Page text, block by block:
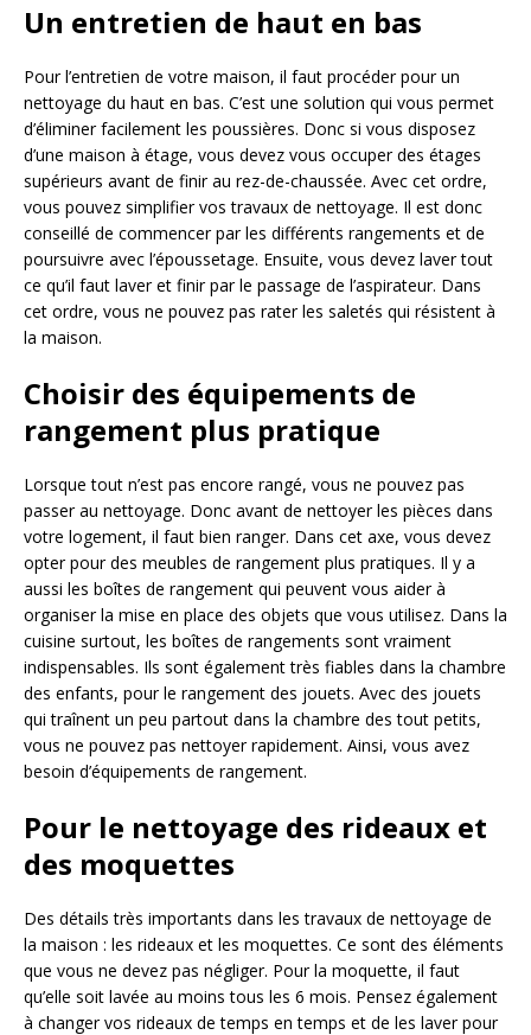
Un entretien de haut en bas
Pour l’entretien de votre maison, il faut procéder pour un
nettoyage du haut en bas. C’est une solution qui vous permet
d’éliminer facilement les poussières. Donc si vous disposez
d’une maison à étage, vous devez vous occuper des étages
supérieurs avant de finir au rez-de-chaussée. Avec cet ordre,
vous pouvez simplifier vos travaux de nettoyage. Il est donc
conseillé de commencer par les différents rangements et de
poursuivre avec l’époussetage. Ensuite, vous devez laver tout
ce qu’il faut laver et finir par le passage de l’aspirateur. Dans
cet ordre, vous ne pouvez pas rater les saletés qui résistent à
la maison.
Choisir des équipements de
rangement plus pratique
Lorsque tout n’est pas encore rangé, vous ne pouvez pas
passer au nettoyage. Donc avant de nettoyer les pièces dans
votre logement, il faut bien ranger. Dans cet axe, vous devez
opter pour des meubles de rangement plus pratiques. Il y a
aussi les boîtes de rangement qui peuvent vous aider à
organiser la mise en place des objets que vous utilisez. Dans la
cuisine surtout, les boîtes de rangements sont vraiment
indispensables. Ils sont également très fiables dans la chambre
des enfants, pour le rangement des jouets. Avec des jouets
qui traînent un peu partout dans la chambre des tout petits,
vous ne pouvez pas nettoyer rapidement. Ainsi, vous avez
besoin d’équipements de rangement.
Pour le nettoyage des rideaux et
des moquettes
Des détails très importants dans les travaux de nettoyage de
la maison : les rideaux et les moquettes. Ce sont des éléments
que vous ne devez pas négliger. Pour la moquette, il faut
qu’elle soit lavée au moins tous les 6 mois. Pensez également
à changer vos rideaux de temps en temps et de les laver pour